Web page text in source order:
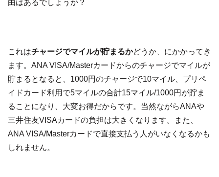
由はあるでしょうか？
これはチャージでマイルが貯まるかどうか、にかかってき
ます。ANA VISA/Masterカードからのチャージでマイルが
貯まるとなると、1000円のチャージで10マイル、プリペ
イドカード利用で5マイルの合計15マイル/1000円が貯ま
ることになり、大変お得だからです。当然ながらANAや
三井住友VISAカードの負担は大きくなります。また、
ANA VISA/Masterカードで直接支払う人がいなくなるかも
しれません。